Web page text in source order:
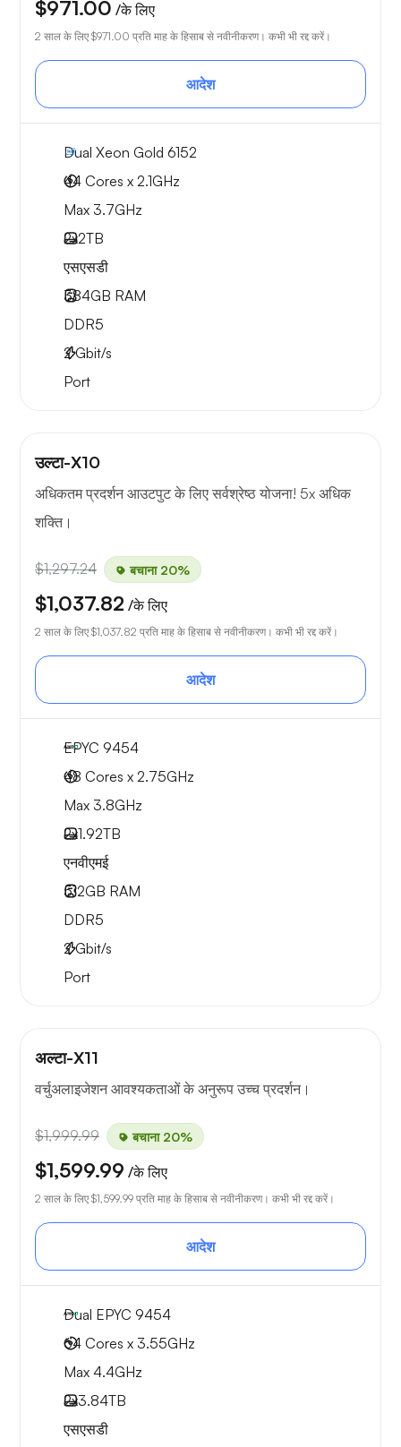
$971.00 /के लिए
2 साल के लिए $971.00 प्रति माह के हिसाब से नवीनीकरण। कभी भी रद्द करें।
आदेश
Dual Xeon Gold 6152
44 Cores x 2.1GHz
Max 3.7GHz
2x2TB
एसएसडी
384GB RAM
DDR5
2Gbit/s
Port
उल्टा-X10
अधिकतम प्रदर्शन आउटपुट के लिए सर्वश्रेष्ठ योजना! 5x अधिक
शक्ति।
$1,297.24 बचाना 20%
$1,037.82 /के लिए
2 साल के लिए $1,037.82 प्रति माह के हिसाब से नवीनीकरण। कभी भी रद्द करें।
आदेश
EPYC 9454
48 Cores x 2.75GHz
Max 3.8GHz
2x1.92TB
एनवीएमई
512GB RAM
DDR5
2Gbit/s
Port
अल्टा-X11
वर्चुअलाइजेशन आवश्यकताओं के अनुरूप उच्च प्रदर्शन।
$1,999.99 बचाना 20%
$1,599.99 /के लिए
2 साल के लिए $1,599.99 प्रति माह के हिसाब से नवीनीकरण। कभी भी रद्द करें।
आदेश
Dual EPYC 9454
64 Cores x 3.55GHz
Max 4.4GHz
2x3.84TB
एसएसडी